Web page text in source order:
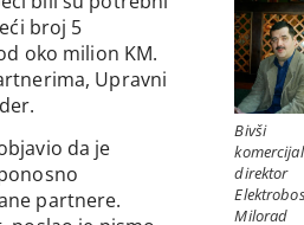
Bivši
direktor
Milorad
broj 5
oko milion KM.
Upravni
da je
partnere.